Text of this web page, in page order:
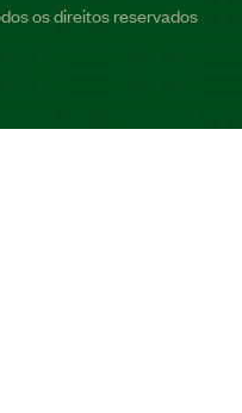
os direitos reservados